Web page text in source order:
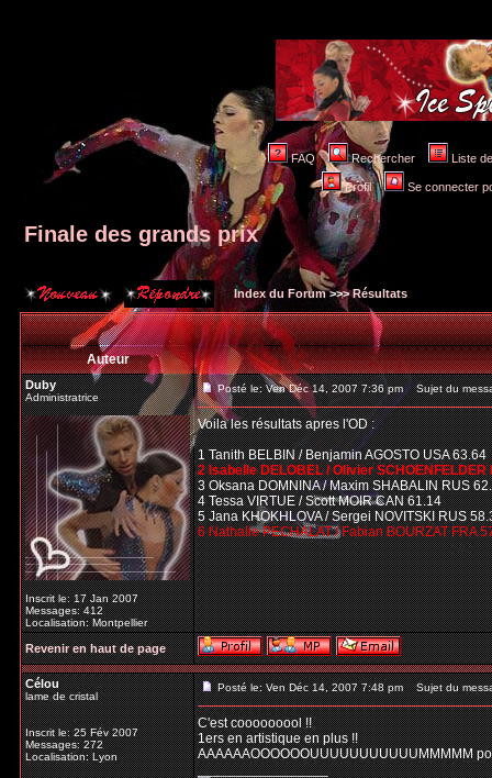
FAQ Rechercher Liste
Profil Se connecter
Finale des grands prix
Index du Forum>>>Résultats
Auteur
Duby
Administratrice
Inscrit le: 17 Jan 2007
Messages: 412
Localisation: Montpellier
Posté le: Ven Déc 14, 2007 7:36 pm Sujet du
Voila les résultats apres l'OD :
1 Tanith BELBIN / Benjamin AGOSTO USA 63.64
2 Isabelle DELOBEL / Olivier SCHOENFELDER
3 Oksana DOMNINA / Maxim SHABALIN RUS
4 Tessa VIRTUE / Scott MOIR CAN 61.14
5 Jana KHOKHLOVA / Sergei NOVITSKI RUS
6 Nathalie PECHALAT / Fabian BOURZAT FRA
Revenir en haut de page
Célou
lame de cristal
Inscrit le: 25 Fév 2007
Messages: 272
Localisation: Lyon
Posté le: Ven Déc 14, 2007 7:48 pm Sujet du
C'est cooooooool !!
1ers en artistique en plus !!
AAAAAAOOOOOOUUUUUUUUUUUMMMMM
_________________